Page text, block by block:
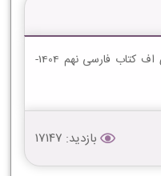
دانلود کتاب فارسی نهمدانلود پی دی اف کتاب فارسی نهم 1404-
بازدید: 17147